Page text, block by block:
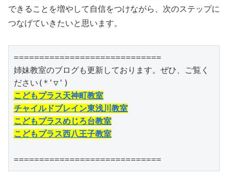
できることを増やして自信をつけながら、次のステップに
つなげていきたいと思います。
=============================
姉妹教室のブログも更新しております。ぜひ、ご覧く
こどもプラス天神町教室
チャイルドブレイン東浅川教室
こどもプラスめじろ台教室
こどもプラス西八王子教室
=============================